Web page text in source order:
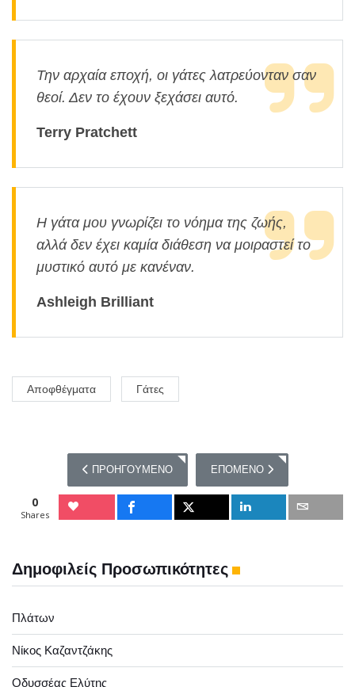
Δημοφιλείς Προσωπικότητες
Πλάτων
Νίκος Καζαντζάκης
Οδυσσέας Ελύτης
Την αρχαία εποχή, οι γάτες λατρεύονταν σαν
θεοί. Δεν το έχουν ξεχάσει αυτό.
Terry Pratchett
Η γάτα μου γνωρίζει το νόημα της ζωής,
αλλά δεν έχει καμία διάθεση να μοιραστεί το
μυστικό αυτό με κανέναν.
Ashleigh Brilliant
Αποφθέγματα Γάτες
ΠΡΟΗΓΟΎΜΕΝΟ ΆΡΘΡΟ: 10 ΑΠΟΦΘΈΓΜΑΤΑ ΓΙΑ ΤΟ
ΠΡΟΗΓΟΎΜΕΝΟ ΕΠΌΜΕΝΟ ΆΡΘΡΟ: 10
ΕΠΌΜΕΝΟ
0
Shares